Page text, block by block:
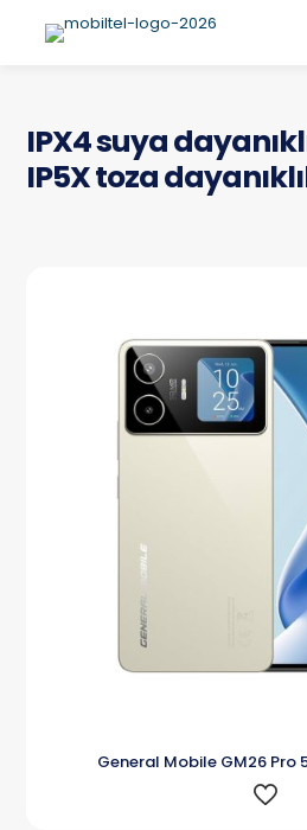
IPX4 suya
IP5X toza
General Mobile GM26 Pro